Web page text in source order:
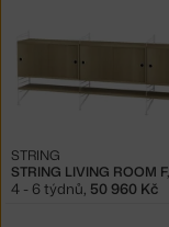
STRING
4 - 6 týdnů, 50 960 Kč